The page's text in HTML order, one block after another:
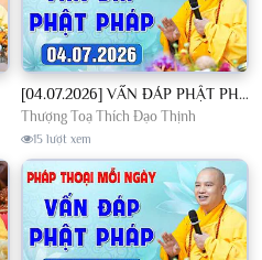
[04.07.2026] VẤN ĐÁP PHẬT PHÁP - Nghe Thầy giảng Pháp mỗi ngày CÔNG ĐỨC VÔ LƯỢNG│TT. Thích Đạo Thịnh
Thượng Toạ Thích Đạo Thịnh
15 lượt xem